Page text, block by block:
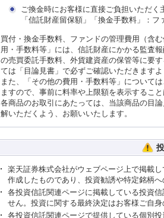
ご換金時にお客様に直接ご負担いただく
「信託財産留保額」「換金手数料」：フ
買付・換金手数料、ファンドの管理費用（含
用・手数料等」には、信託財産にかかる監査
の売買委託手数料、外貨建資産の保管等に要
ては「目論見書」で必ずご確認いただきますよ
また、「その他の費用・手数料等」について
ますので、事前に料率や上限額を表示すること
各商品のお取引にあたっては、当該商品の目
解いただくよう、お願いいたします。
楽天証券株式会社がウェブページ上で掲載
作成したものであり、投資勧誘や特定銘柄
各投資信託関連ページに掲載している投資
せん。投資に関する最終決定はお客様ご自
各投資信託関連ページで提供している個別